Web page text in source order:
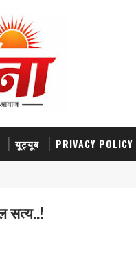
यूट्यूब PRIVACY POLICY
सत्य..!